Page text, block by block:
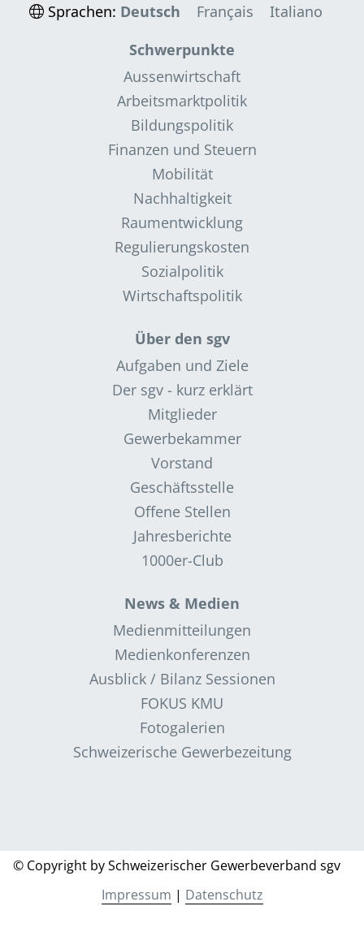
Sprachen: Deutsch Français
Italiano
Schwerpunkte
Aussenwirtschaft
Arbeitsmarktpolitik
Bildungspolitik
Finanzen und Steuern
Mobilität
Nachhaltigkeit
Raumentwicklung
Regulierungskosten
Sozialpolitik
Wirtschaftspolitik
Über den sgv
Aufgaben und Ziele
Der sgv - kurz erklärt
Mitglieder
Gewerbekammer
Vorstand
Geschäftsstelle
Offene Stellen
Jahresberichte
1000er-Club
News & Medien
Medienmitteilungen
Medienkonferenzen
Ausblick / Bilanz Sessionen
FOKUS KMU
Fotogalerien
Schweizerische Gewerbezeitung
© Copyright by Schweizerischer Gewerbeverband sgv
Impressum | Datenschutz